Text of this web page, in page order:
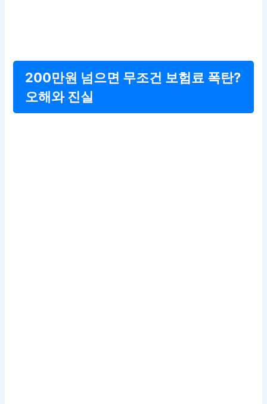
200만원 넘으면 무조건 보험료 폭탄?
오해와 진실